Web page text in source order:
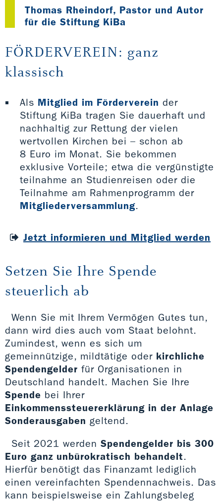
Thomas Rheindorf, Pastor und Autor
für die Stiftung KiBa
FÖRDERVEREIN: ganz
klassisch
Als Mitglied im Förderverein der
Stiftung KiBa tragen Sie dauerhaft und
nachhaltig zur Rettung der vielen
wertvollen Kirchen bei – schon ab
8 Euro im Monat. Sie bekommen
exklusive Vorteile; etwa die vergünstigte
teilnahme an Studienreisen oder die
Teilnahme am Rahmenprogramm der
Mitgliederversammlung.
Jetzt informieren und Mitglied werden
Setzen Sie Ihre Spende
steuerlich ab
Wenn Sie mit Ihrem Vermögen Gutes tun,
dann wird dies auch vom Staat belohnt.
Zumindest, wenn es sich um
gemeinnützige, mildtätige oder kirchliche
Spendengelder für Organisationen in
Deutschland handelt. Machen Sie Ihre
Spende bei Ihrer
Einkommenssteuererklärung in der Anlage
Sonderausgaben geltend.
Seit 2021 werden Spendengelder bis 300
Euro ganz unbürokratisch behandelt.
Hierfür benötigt das Finanzamt lediglich
einen vereinfachten Spendennachweis. Das
kann beispielsweise ein Zahlungsbeleg